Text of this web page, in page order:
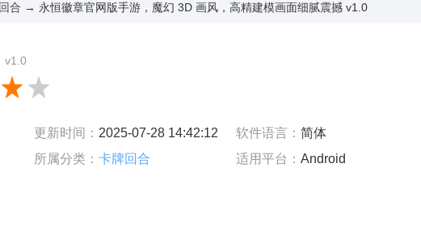
合 → 永恒徽章官网版手游，魔幻 3D 画风，高精建模画面细腻震撼 v1.0
v1.0
更新时间： 2025-07-28 14:42:12 软件语言： 简体
所属分类： 卡牌回合 适用平台： Android